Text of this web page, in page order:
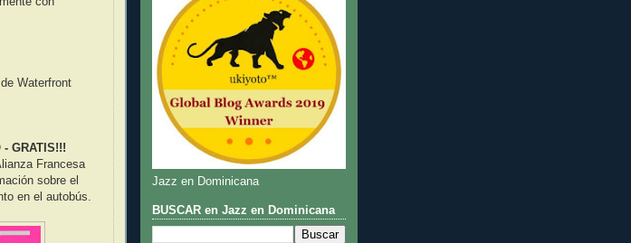
Waterfront
- GRATIS!!!
Francesa
sobre el
en el autobús.
Jazz en Dominicana
BUSCAR en Jazz en Dominicana